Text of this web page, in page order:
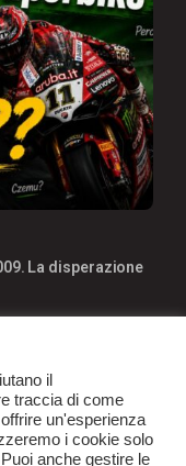
La disperazione
il
traccia di come
un'esperienza
i cookie solo
anche gestire le